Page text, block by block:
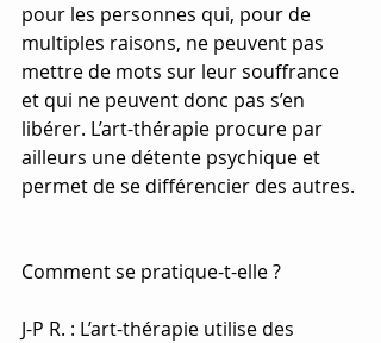
pour les personnes qui, pour de
multiples raisons, ne peuvent pas
mettre de mots sur leur souffrance
et qui ne peuvent donc pas s’en
libérer. L’art-thérapie procure par
ailleurs une détente psychique et
permet de se différencier des autres.
Comment se pratique-t-elle ?
J-P R. : L’art-thérapie utilise des